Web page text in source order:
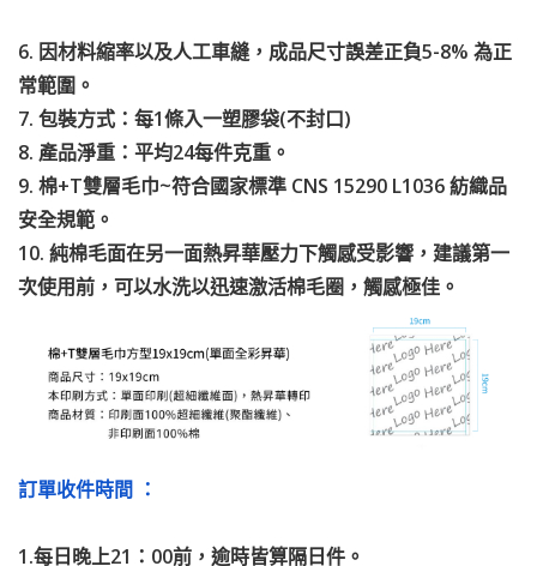
6. 因材料縮率以及人工車縫，成品尺寸誤差正負5-8% 為正
常範圍。
7. 包裝方式：每1條入一塑膠袋(不封口)
8. 產品淨重：平均24每件克重。
9. 棉+T雙層毛巾~符合國家標準 CNS 15290 L1036 紡織品
安全規範。
10. 純棉毛面在另一面熱昇華壓力下觸感受影響，建議第一
次使用前，可以水洗以迅速激活棉毛圈，觸感極佳。
訂單收件時間 ：
1.每日晚上21：00前，逾時皆算隔日件。